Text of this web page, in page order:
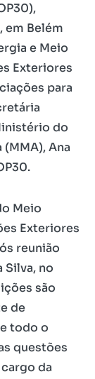
em Belém
e Meio
Exteriores
para
do
Ana
Meio
Exteriores
reunião
Silva, no
são
de
todo o
questões
da